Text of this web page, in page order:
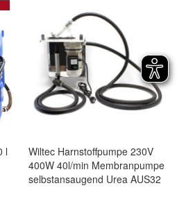
l
Wiltec Harnstoffpumpe 230V
400W 40l/min Membranpumpe
selbstansaugend Urea AUS32